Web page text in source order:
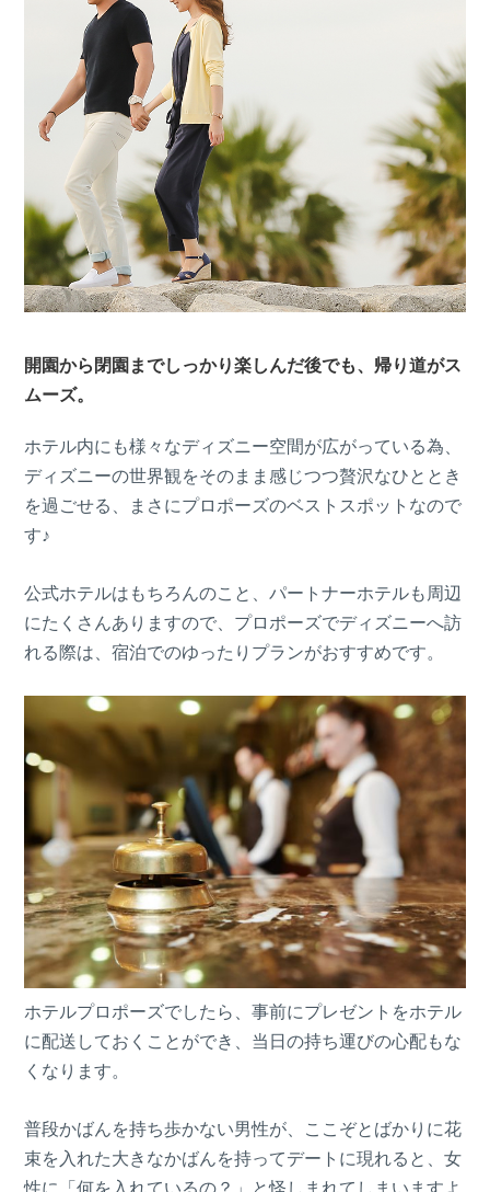
開園から閉園までしっかり楽しんだ後でも、帰り道がス
ムーズ。
ホテル内にも様々なディズニー空間が広がっている為、
ディズニーの世界観をそのまま感じつつ贅沢なひととき
を過ごせる、まさにプロポーズのベストスポットなので
す♪
公式ホテルはもちろんのこと、パートナーホテルも周辺
にたくさんありますので、プロポーズでディズニーへ訪
れる際は、宿泊でのゆったりプランがおすすめです。
ホテルプロポーズでしたら、事前にプレゼントをホテル
に配送しておくことができ、当日の持ち運びの心配もな
くなります。
普段かばんを持ち歩かない男性が、ここぞとばかりに花
束を入れた大きなかばんを持ってデートに現れると、女